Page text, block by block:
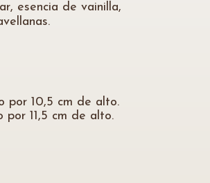
esencia de vainilla,
por 10,5 cm de alto.
11,5 cm de alto.